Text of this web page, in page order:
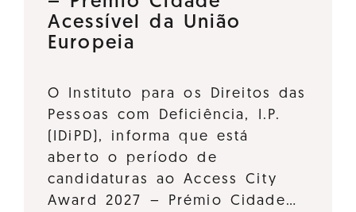
Acessível da União
Europeia
O Instituto para os Direitos das
Pessoas com Deficiência, I.P.
(IDiPD), informa que está
aberto o período de
candidaturas ao Access City
Award 2027 – Prémio Cidade…